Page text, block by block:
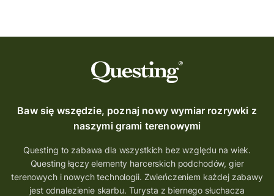
Baw się wszędzie, poznaj nowy wymiar rozrywki z
naszymi grami terenowymi
Questing to zabawa dla wszystkich bez względu na wiek.
Questing łączy elementy harcerskich podchodów, gier
terenowych i nowych technologii. Zwieńczeniem każdej zabawy
jest odnalezienie skarbu. Turysta z biernego słuchacza